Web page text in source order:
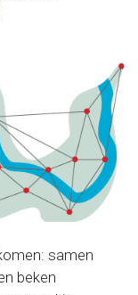
samen
beken